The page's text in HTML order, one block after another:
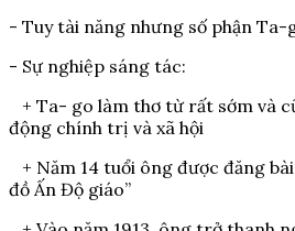
- Tuy tài năng nhưng số phận Ta-
- Sự nghiệp sáng tác:
+ Ta- go làm thơ từ rất sớm và
động chính trị và xã hội
+ Năm 14 tuổi ông được đăng
đồ Ấn Độ giáo”